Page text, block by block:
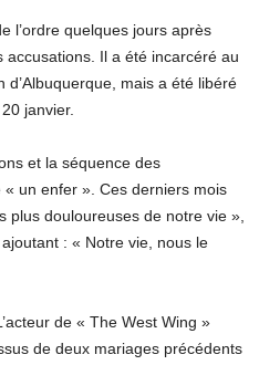
l’ordre quelques jours après
accusations. Il a été incarcéré au
mais a été libéré
janvier.
et la séquence des
un enfer ». Ces derniers mois
plus douloureuses de notre vie »,
: « Notre vie, nous le
de « The West Wing »
de deux mariages précédents